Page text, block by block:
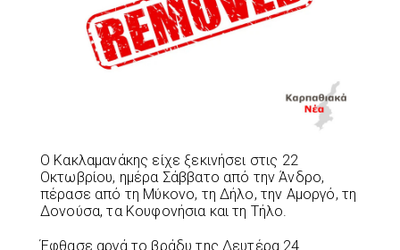
Ο Κακλαμανάκης είχε ξεκινήσει στις 22
Οκτωβρίου, ημέρα Σάββατο από την Άνδρο,
πέρασε από τη Μύκονο, τη Δήλο, την Αμοργό, τη
Δονούσα, τα Κουφονήσια και τη Τήλο.
Έφθασε αργά το βράδυ της Δευτέρα 24